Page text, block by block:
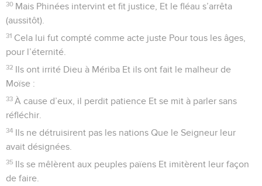
nouveau, il tombait dans le malheur.
44 Pourtant, il prenait garde à sa détresse En écoutant ses
cris et ses prières.
45 Il pensait à son alliance avec lui, Il eut pitié et changea
son dessein.
46
Il excita pour lui la compassion De tous ceux qui le
retenaient captifs.
47 Délivre-nous, Éternel, notre Dieu ! Rassemble-nous du
milieu des nations Pour que nous puissions fêter ton saint
nom Et mettre notre gloire à te louer.
48 Béni soit l’Éternel, Dieu d’Israël, D’éternité jusqu’en
éternité Et que le peuple entier réponde : Amen, Alléluia !